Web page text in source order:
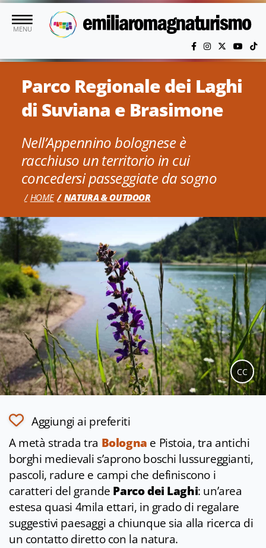
Vai al contenuto principale
MENU
Parco Regionale dei Laghi
di Suviana e Brasimone
Nell’Appennino bolognese è
racchiuso un territorio in cui
concedersi passeggiate da sogno
HOME NATURA & OUTDOOR
CC
Aggiungi ai preferiti
A metà strada tra Bologna e Pistoia, tra antichi
borghi medievali s’aprono boschi lussureggianti,
pascoli, radure e campi che definiscono i
caratteri del grande Parco dei Laghi: un’area
estesa quasi 4mila ettari, in grado di regalare
suggestivi paesaggi a chiunque sia alla ricerca di
un contatto diretto con la natura.